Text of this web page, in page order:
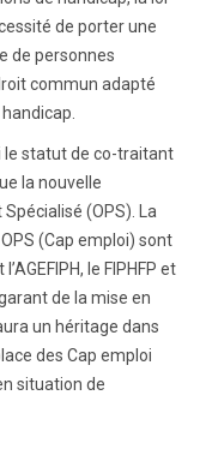
de porter une
de personnes
commun adapté
le statut de co-traitant
la nouvelle
(OPS). La
(Cap emploi) sont
le FIPHFP et
de la mise en
un héritage dans
des Cap emploi
situation de